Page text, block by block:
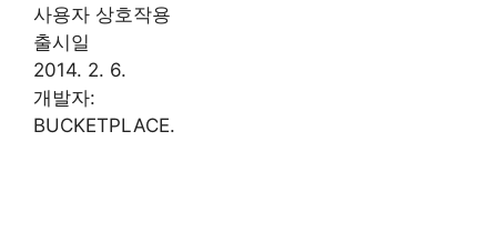
사용자 상호작용
출시일
2014. 2. 6.
개발자:
BUCKETPLACE.